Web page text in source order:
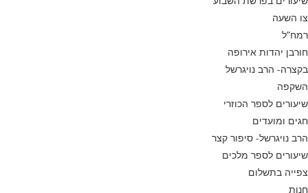
צו השעה
רמח”ל
חורבן יהדות אירופה
בקצרה- הרב נויגרשל
השקפה
שיעורים לספר הכוזרי
חגים ומועדים
הרב נויגרשל- סיפור קצר
שיעורים לספר מלכים
צפייה בתשלום
חנות